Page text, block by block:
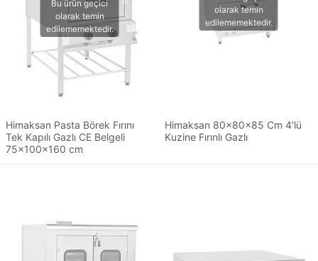
Himaksan Pasta Börek Fırını
Tek Kapılı Gazlı CE Belgeli
75x100x160 cm
Himaksan 80x80x85 Cm 4'lü
Kuzine Fırınlı Gazlı